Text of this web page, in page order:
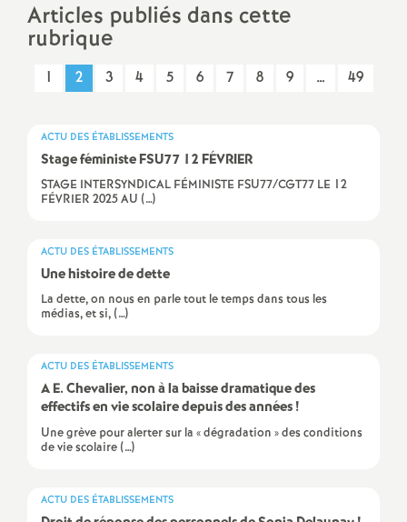
i
a
d
s
E
Articles publiés dans cette
rubrique
1 2 3 4 5 6 7 8 9 … 49
ACTU DES ÉTABLISSEMENTS
Stage féministeFSU77 12 FÉVRIER
STAGE INTERSYNDICAL FÉMINISTE FSU77/CGT77 LE 12
FÉVRIER 2025 AU (…)
ACTU DES ÉTABLISSEMENTS
Une histoire de dette
La dette, on nous en parle tout le temps dans tous les
médias, et si, (…)
ACTU DES ÉTABLISSEMENTS
A E. Chevalier, non à la baisse dramatique des
effectifs en vie scolaire depuis des années!
Une grève pour alerter sur la « dégradation » des conditions
de vie scolaire (…)
ACTU DES ÉTABLISSEMENTS